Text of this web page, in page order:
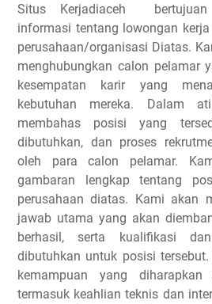
Situs Kerjadiaceh bertujuan
informasi tentang lowongan
perusahaan/organisasi Diatas.
menghubungkan calon pelamar
kesempatan karir yang
kebutuhan mereka. Dalam
membahas posisi yang
dibutuhkan, dan proses
oleh para calon pelamar.
gambaran lengkap tentang
perusahaan diatas. Kami akan
jawab utama yang akan
berhasil, serta kualifikasi
dibutuhkan untuk posisi
kemampuan yang
termasuk keahlian teknis dan